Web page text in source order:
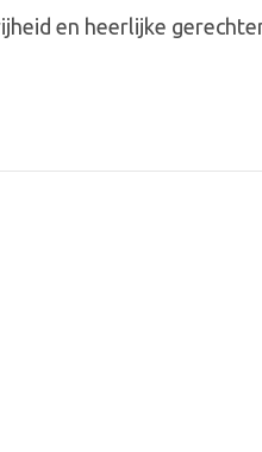
en heerlijke